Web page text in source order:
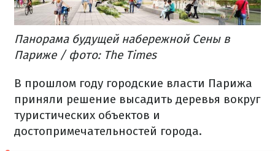
Панорама будущей набережной Сены в
Париже / фото: The Times
В прошлом году городские власти Парижа
приняли решение высадить деревья вокруг
туристических объектов и
достопримечательностей города.